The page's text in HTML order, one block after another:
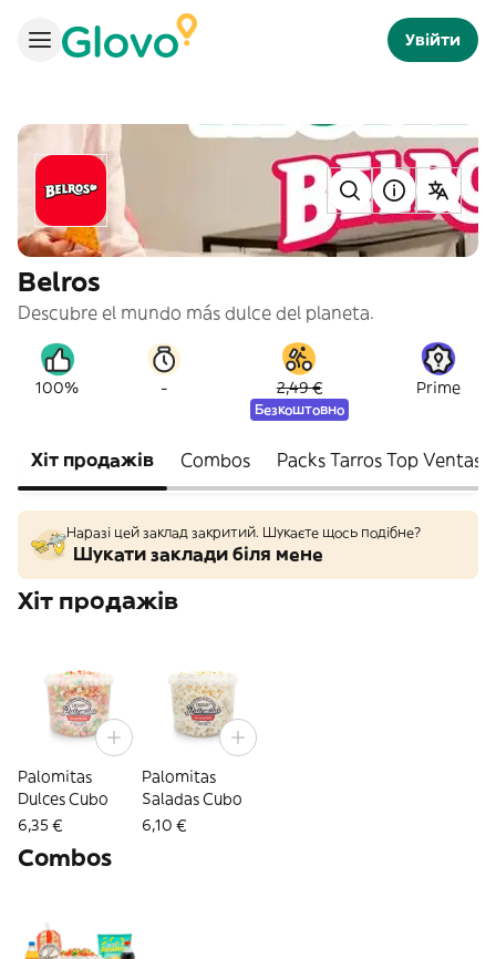
Увійти
Belros
Descubre el mundo más dulce del planeta.
100% - 2,49 €
Безкоштовно
Prime
Хіт продажів Combos Packs Tarros Top Ventas
Наразі цей заклад закритий. Шукаєте щось подібне?
Шукати заклади біля мене
Хіт продажів
Palomitas
Dulces Cubo
6,35 €
Palomitas
Saladas Cubo
6,10 €
Combos